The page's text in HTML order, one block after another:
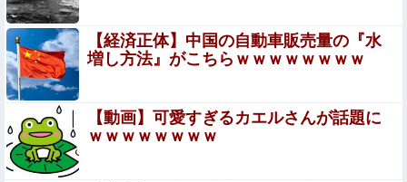
【画像】 滋賀の可愛すぎる学生さん、甲子園で発見される
【画像あり】インフルエンサー「20歳でアルファード一括
で買えちゃう私って素敵」
【動画】 役満ボディ・岡田紗佳(32)、ダンスで乳が大暴
れ！
シカ「ヒマワリ全部喰った」 郡山布引風の高原
【経済正体】中国の自動車販売量の『水
増し方法』がこちらｗｗｗｗｗｗｗｗ
【動画】可愛すぎるカエルさんが話題に
ｗｗｗｗｗｗｗｗ